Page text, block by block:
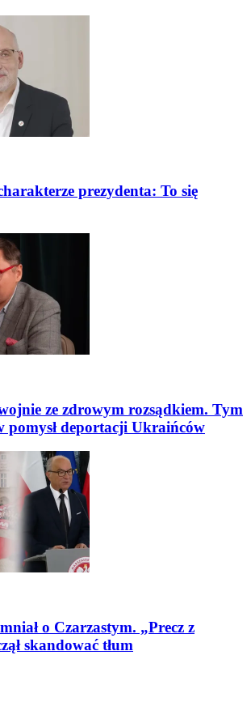
prezydenta: To się
ze zdrowym rozsądkiem. Tym
pomysł deportacji Ukraińców
o Czarzastym. „Precz z
skandować tłum